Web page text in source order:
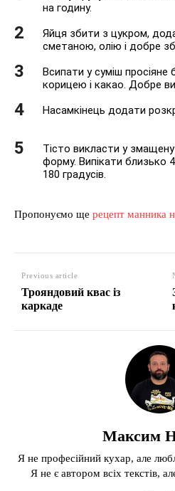
на годину.
Яйця збити з цукром,
сметаною, олію і добре
Всипати у суміш
корицею і какао. Добре
Насамкінець додати
Тісто викласти у
форму. Випікати близько
180 градусів.
Пропонуємо ще рецепт манника
Previous article
Трояндовий квас із
каркаде
Максим
Я не професійний кухар, але
Я не є автором всіх текстів,